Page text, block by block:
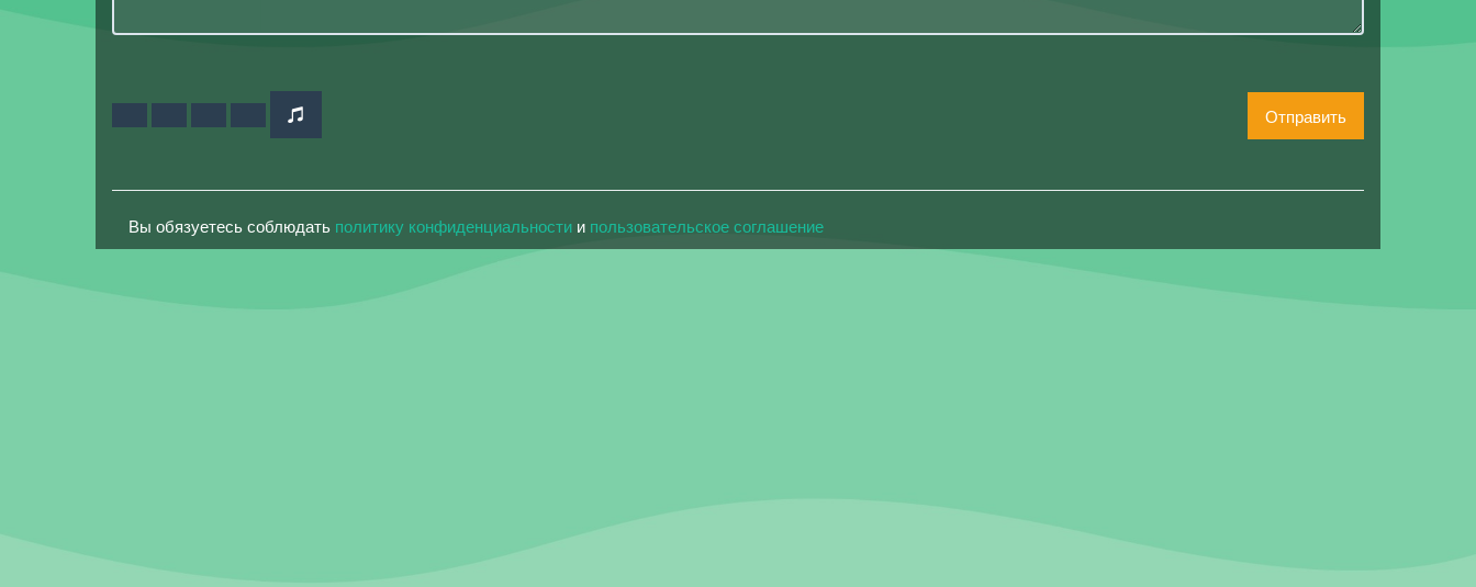
Отправить
Вы обязуетесь соблюдать политику конфиденциальности и пользовательское соглашение